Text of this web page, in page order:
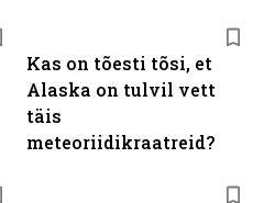
Kas on tõesti tõsi, et
Alaska on tulvil vett
täis
meteoriidikraatreid?